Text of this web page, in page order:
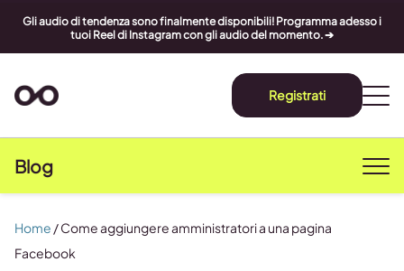
Gli audio di tendenza sono finalmente disponibili! Programma adesso i
tuoi Reel di Instagram con gli audio del momento. ➔
Registrati
Blog
Home /Come aggiungere amministratori a una pagina
Facebook